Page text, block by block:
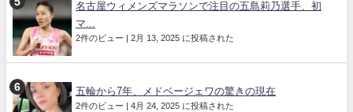
名古屋ウィメンズマラソンで注目の五島莉乃選手、初
マ...
2件のビュー 2月 13, 2025 に投稿された
五輪から7年、メドベージェワの驚きの現在
2件のビュー 4月 24, 2025 に投稿された